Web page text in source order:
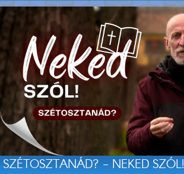
SZÉTOSZTANÁD? - NEKED SZÓL!